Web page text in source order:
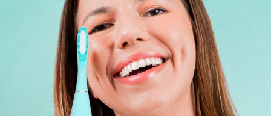
Meus aparelhos
Meus pedidos
Meus endereços
As minhas subscrições
FAQ™ Pure Beauty-Tech Elixir
issa™ Teeth Whitening Set
Deutsch
Español
Français
Italiano
Português
Svenska
Русский
简体中文 繁體中文